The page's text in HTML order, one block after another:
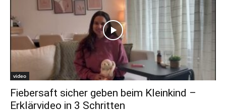
video
Fiebersaft sicher geben beim Kleinkind –
Erklärvideo in 3 Schritten